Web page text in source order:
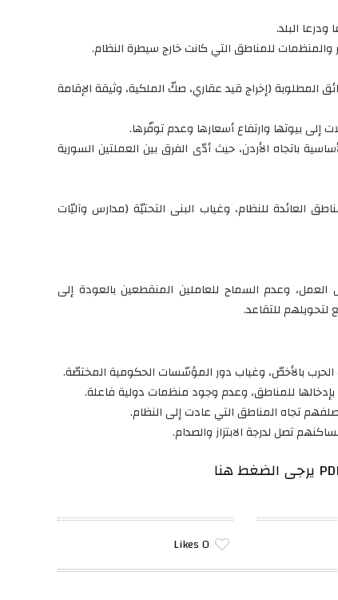
البلد.
والمنظمات للمناطق التي كانت خارج سيطرة النظام.
المطلوبة (إخراج قيد عقاري، صكّ الملكية، وثيقة الإقامة
إلى بيوتها وارتفاع أسعارها وعدم توفّرها.
باتجاه الأردن، حيث أدّى الفرق بين العملتين السورية
العائدة للنظام، وغياب البنى التحتيّة (مدارس وآليّات
وعدم السماح للعاملين المنقطعين بالعودة إلى
بالأخصّ، وغياب دور المؤسّسات الحكومية المختصّة.
للمناطق، وعدم وجود منظمات دولية فاعلة.
تجاه المناطق التي عادت إلى النظام.
تصل لدرجة الابتزاز والصدام.
0